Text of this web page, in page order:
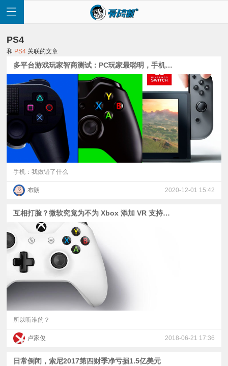
首
页
快
讯
评
测
视
普
PS4
和 PS4 关联的文章
多平台游戏玩家智商测试：PC玩家最聪明，手机玩家垫底
手机：我做错了什么
布朗 2020-12-01 15:42
互相打脸？微软究竟为不为 Xbox 添加 VR 支持呢？
所以听谁的？
卢家俊 2018-06-21 17:36
日常倒闭，索尼2017第四财季净亏损1.5亿美元